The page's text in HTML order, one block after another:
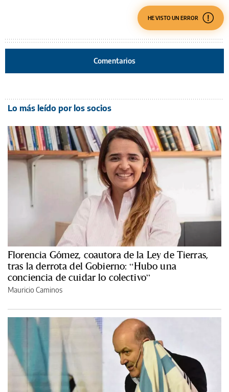
HE VISTO UN ERROR
Comentarios
Lo más leído por los socios
Florencia Gómez, coautora de la Ley de Tierras,
tras la derrota del Gobierno: “Hubo una
conciencia de cuidar lo colectivo”
Mauricio Caminos